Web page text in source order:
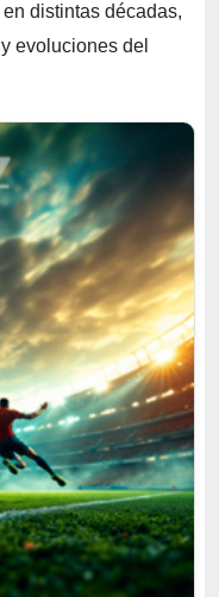
en distintas décadas,
y evoluciones del